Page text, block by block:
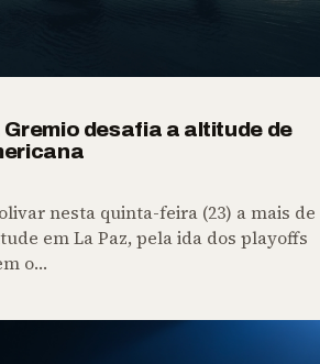
Gremio desafia a altitude de
nesta quinta-feira (23) a mais de
em La Paz, pela ida dos playoffs
o…